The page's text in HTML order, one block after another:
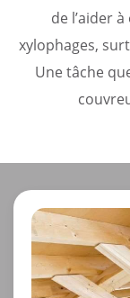
de l’aider
xylophages,
Une tâche